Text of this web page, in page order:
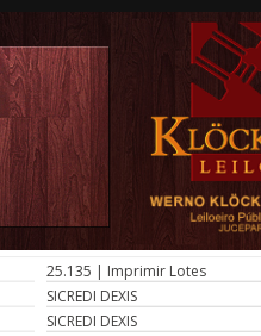
25.135 | Imprimir Lotes
SICREDI DEXIS
SICREDI DEXIS